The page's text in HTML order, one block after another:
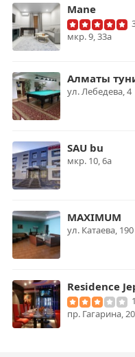
Mane
мкр. 9, 33а
Алматы
ул. Лебедева, 4
SAU bu
мкр. ​10, 6а
MAXIMUM
ул. Катаева, 190
Residence
пр. Гагарина,